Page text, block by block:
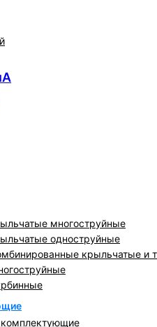
многоструйные
одноструйные
крыльчатые и
комплектующие